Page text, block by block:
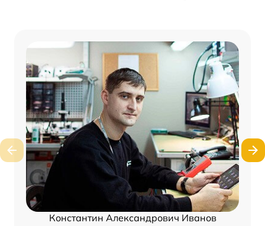
Константин Александрович Иванов